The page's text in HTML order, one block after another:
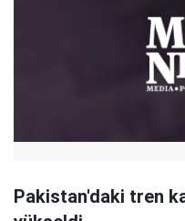
Pakistan'daki tren